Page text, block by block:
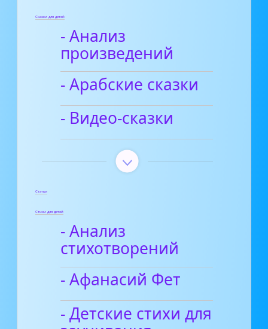
Сказки для детей
- Анализ
произведений
- Арабские сказки
- Видео-сказки
Статьи
Стихи для детей
- Анализ
стихотворений
- Афанасий Фет
- Детские стихи для